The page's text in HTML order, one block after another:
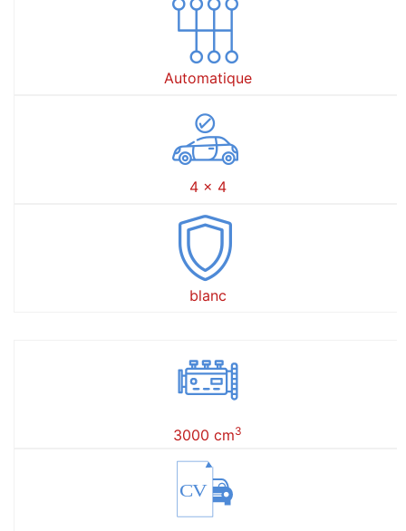
Automatique
4 x 4
blanc
3000 cm3
CV